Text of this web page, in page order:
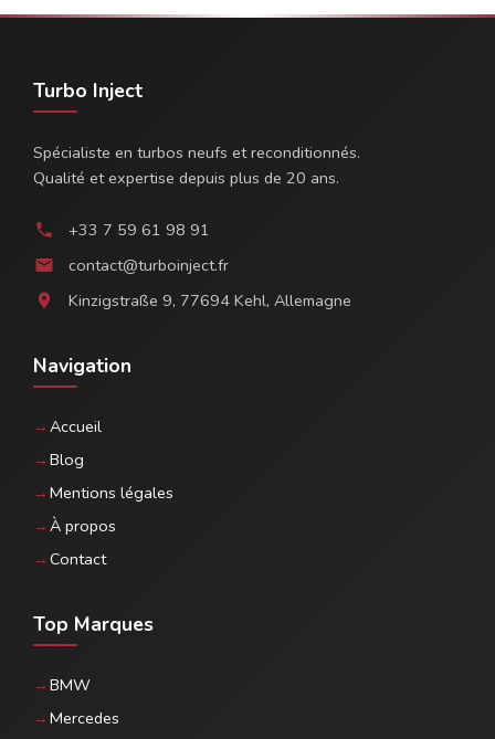
Turbo Inject
Spécialiste en turbos neufs et reconditionnés.
Qualité et expertise depuis plus de 20 ans.
phone +33 7 59 61 98 91
email contact@turboinject.fr
location_on Kinzigstraße 9, 77694 Kehl, Allemagne
Navigation
Accueil
Blog
Mentions légales
À propos
Contact
Top Marques
BMW
Mercedes